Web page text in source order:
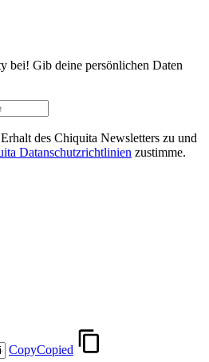
bei! Gib deine persönlichen Daten
des Chiquita Newsletters zu und
Datanschutzrichtlinien zustimme.
CopyCopied